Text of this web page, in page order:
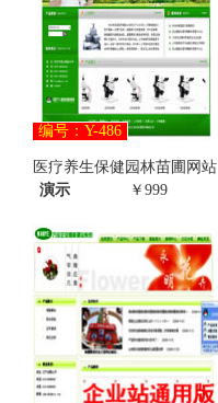
编号：Y-486
医疗养生保健园林苗圃网站
演示
￥999